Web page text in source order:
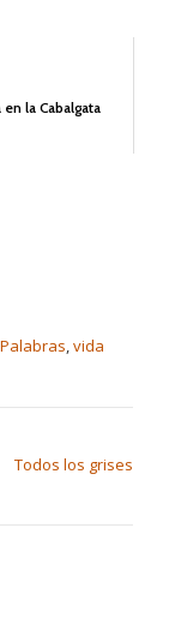
la Cabalgata
Palabras vida
Todos los grises